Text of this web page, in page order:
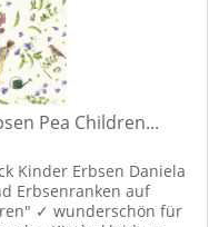
Pea Children...
Kinder Erbsen Daniela
Erbsenranken auf
✓ wunderschön für